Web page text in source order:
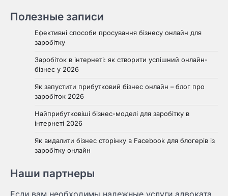
Полезные записи
Ефективні способи просування бізнесу онлайн для
заробітку
Заробіток в інтернеті: як створити успішний онлайн-
бізнес у 2026
Як запустити прибутковий бізнес онлайн – блог про
заробіток 2026
Найприбутковіші бізнес-моделі для заробітку в
інтернеті 2026
Як видалити бізнес сторінку в Facebook для блогерів із
заробітку онлайн
Наши партнеры
Если вам необходимы надежные услуги адвоката